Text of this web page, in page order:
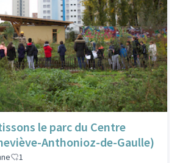
le parc du Centre
Anthonioz-de-Gaulle)
1